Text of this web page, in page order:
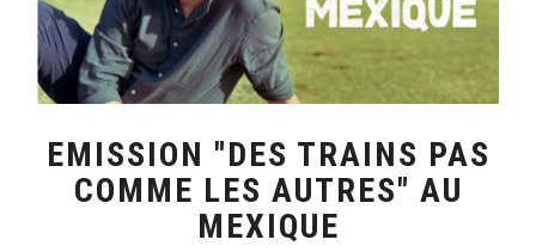
EMISSION "DES TRAINS PAS
COMME LES AUTRES" AU
MEXIQUE